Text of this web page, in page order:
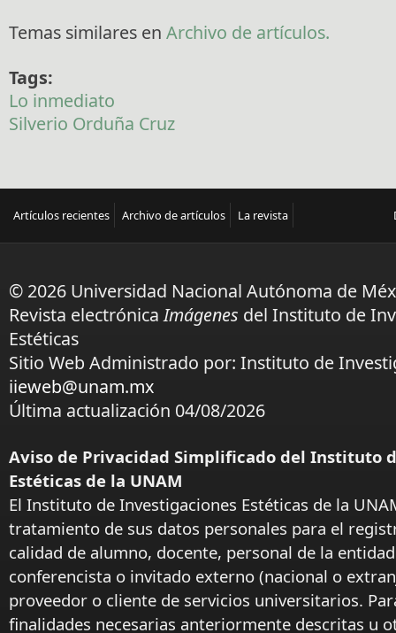
Temas similares en Archivo de artículos.
Tags:
Lo inmediato
Silverio Orduña Cruz
Artículos recientes Archivo de artículos La revista
© 2026 Universidad Nacional Autónoma de
Revista electrónicaImágenes del Instituto de
Estéticas
Sitio Web Administrado por: Instituto de
iieweb@unam.mx
Última actualización 04/08/2026
Aviso de Privacidad Simplificado del Instituto
Estéticas de la UNAM
El Instituto de Investigaciones Estéticas de la
tratamiento de sus datos personales para el
calidad de alumno, docente, personal de la
conferencista o invitado externo (nacional o
proveedor o cliente de servicios universitarios.
finalidades necesarias anteriormente descritas u